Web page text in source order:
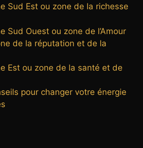
Sud Est ou zone de la richesse
Sud Ouest ou zone de l’Amour
de la réputation et de la
Est ou zone de la santé et de
pour changer votre énergie